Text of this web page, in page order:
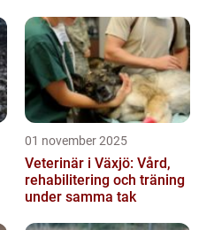
01 november 2025
Veterinär i Växjö: Vård,
rehabilitering och träning
under samma tak